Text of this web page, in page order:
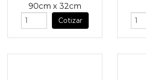
90cm x 32cm
Cotizar